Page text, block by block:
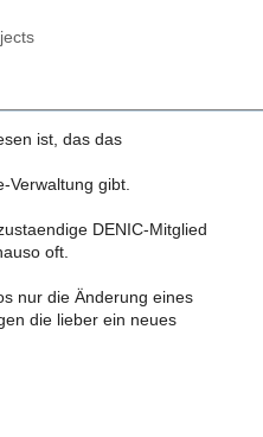
ist, das das
Verwaltung gibt.
DENIC-Mitglied
oft.
nur die Änderung eines
die lieber ein neues